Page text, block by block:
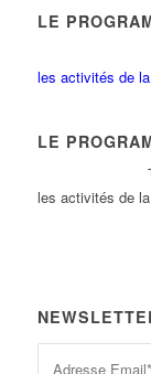
LE
les activités de
LE
les activités de